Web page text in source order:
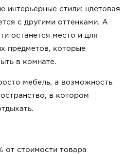
интерьерные стили: цветовая
с другими оттенками. А
останется место и для
предметов, которые
в комнате.
мебель, а возможность
в котором
от стоимости товара